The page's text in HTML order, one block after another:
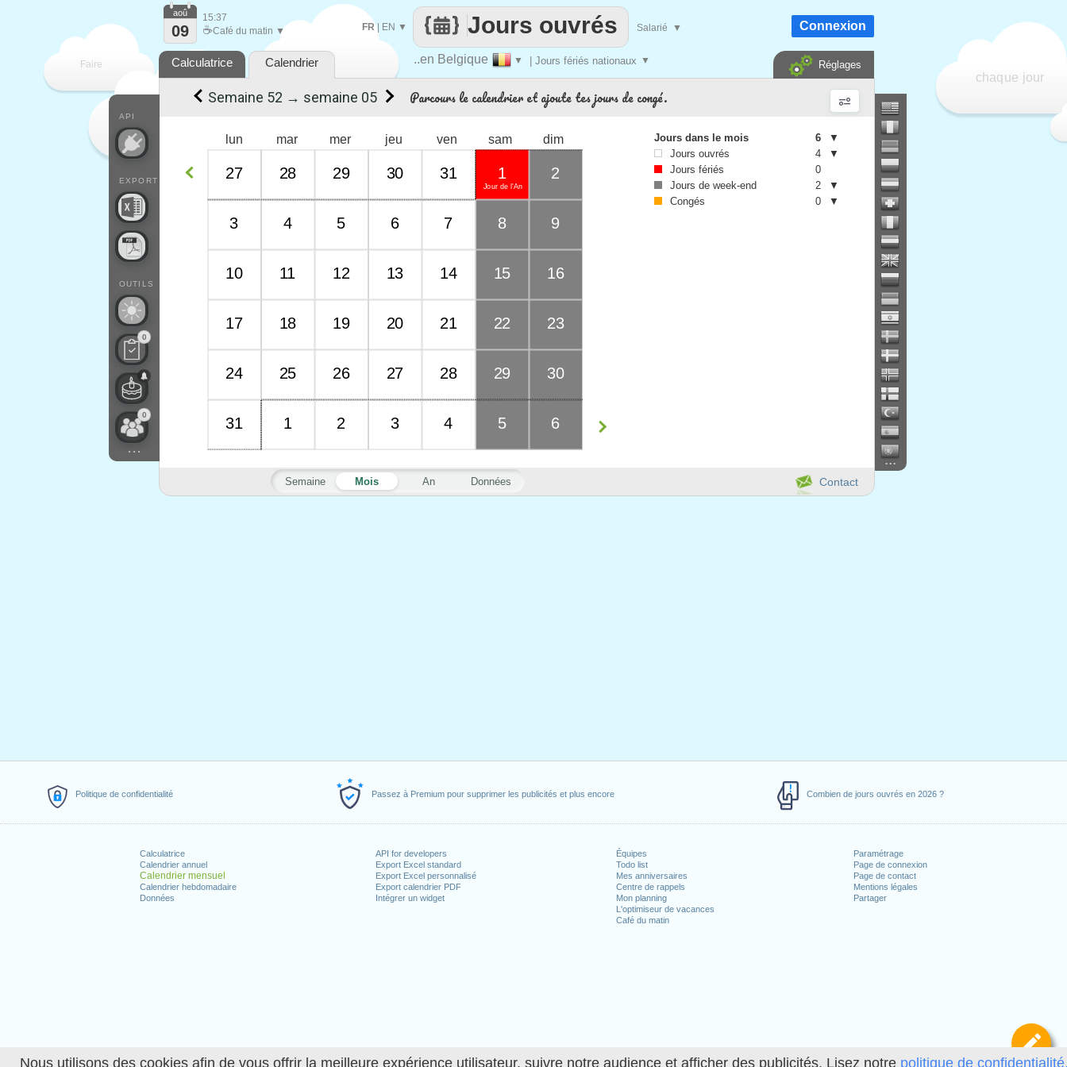
Nous utilisons des cookies afin de vous offrir la meilleure expérience utilisateur, suivre notre audience et afficher des publicités. Lisez notre politique de
Politique de confidentialité Passez à Premium pour supprimer les publicités et plus encore Combien de jours ouvrés en 2026 ?
Calculatrice
Calendrier annuel
Calendrier mensuel
Calendrier hebdomadaire
Données
API for developers
Export Excel standard
Export Excel personnalisé
Export calendrier PDF
Intégrer un widget
Équipes
Todo list
Mes anniversaires
Centre de rappels
Mon planning
L'optimiseur de vacances
Café du matin
Paramétrage
Page de connexion
Page de contact
Mentions légales
Partager
Faire
chaque jour
..en Belgique ▼ | Jours fériés nationaux ▼
Jours ouvrés
FR| EN ▼ Salarié ▼
API
EXPORT
OUTILS
0
0
...
aoû
09
15:37
☕Café du matin ▼ Connexion
Calculatrice Calendrier Réglages
...
Contact
Parcours le calendrier et ajoute tes jours de congé.
Semaine Mois An Données
lun mar mer jeu ven sam dim
27 28 29 30 31
Jour de l'An
1 2
3 4 5 6 7 8 9
10 11 12 13 14 15 16
17 18 19 20 21 22 23
24 25 26 27 28 29 30
31 1 2 3 4 5 6
Semaine 52 → semaine 05
Jours dans le mois 6
▼
Jours ouvrés
4
▼
Jours fériés
0
Jours de week-end
2
▼
Congés
0 ▼